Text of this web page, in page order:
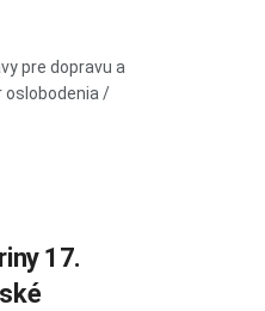
pre dopravu a
oslobodenia /
17.